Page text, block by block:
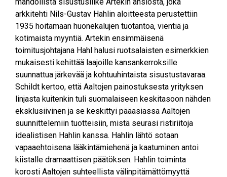
arkkitehti Nils-Gustav Hahlin aloitteesta perustettiin
1935 hoitamaan huonekalujen tuotantoa, vientiä ja
kotimaista myyntiä. Artekin ensimmäisenä
toimitusjohtajana Hahl halusi ruotsalaisten esimerkkien
mukaisesti kehittää laajoille kansankerroksille
suunnattua järkevää ja kohtuuhintaista sisustustavaraa.
Schildt kertoo, että Aaltojen painostuksesta yrityksen
linjasta kuitenkin tuli suomalaiseen keskitasoon nähden
eksklusiivinen ja se keskittyi pääasiassa Aaltojen
suunnittelemiin tuotteisiin, mistä seurasi ristiriitoja
idealistisen Hahlin kanssa. Hahlin lähtö sotaan
vapaaehtoisena lääkintämiehenä ja kaatuminen antoi
kiistalle dramaattisen päätöksen. Hahlin toiminta
korosti Aaltojen suhteellista välinpitämättömyyttä